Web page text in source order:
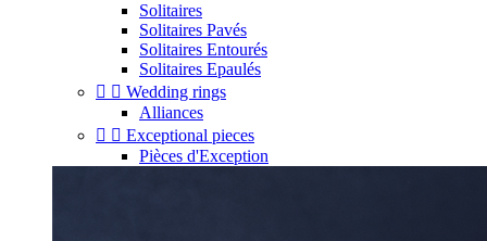
Solitaires
Solitaires Pavés
Solitaires Entourés
Solitaires Epaulés
  Wedding rings
Alliances
  Exceptional pieces
Pièces d'Exception